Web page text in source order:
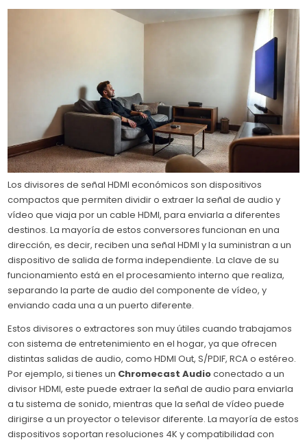
Los divisores de señal HDMI económicos son dispositivos
compactos que permiten dividir o extraer la señal de audio y
vídeo que viaja por un cable HDMI, para enviarla a diferentes
destinos. La mayoría de estos conversores funcionan en una
dirección, es decir, reciben una señal HDMI y la suministran a un
dispositivo de salida de forma independiente. La clave de su
funcionamiento está en el procesamiento interno que realiza,
separando la parte de audio del componente de vídeo, y
enviando cada una a un puerto diferente.
Estos divisores o extractores son muy útiles cuando trabajamos
con sistema de entretenimiento en el hogar, ya que ofrecen
distintas salidas de audio, como HDMI Out, S/PDIF, RCA o estéreo.
Por ejemplo, si tienes un Chromecast Audioconectado a un
divisor HDMI, este puede extraer la señal de audio para enviarla
a tu sistema de sonido, mientras que la señal de vídeo puede
dirigirse a un proyector o televisor diferente. La mayoría de estos
dispositivos soportan resoluciones 4K y compatibilidad con